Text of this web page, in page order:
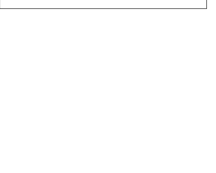
Купер тайно поженились в